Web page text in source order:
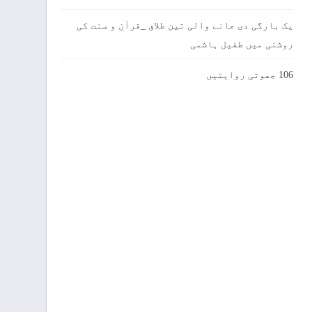
یک بارگی دی جانے والی تین طلاق _قرآن و سنت کی
روشنی میں طفیل ہاشمی
106 جھوٹی روایتیں